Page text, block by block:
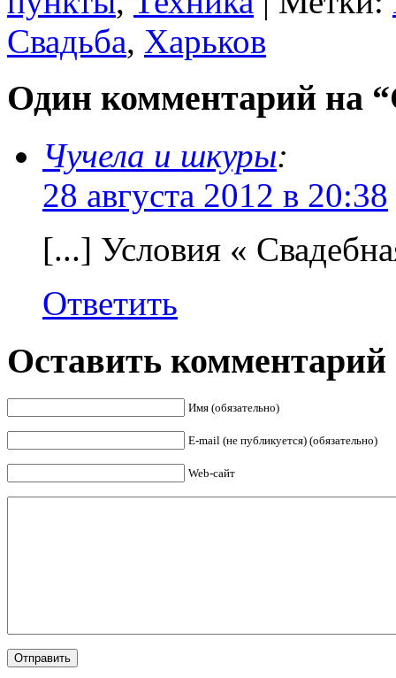
Свадьба, Харьков
Один комментарий на
Чучела и шкуры:
28 августа 2012 в 20:38
[...] Условия «
Ответить
Оставить комментарий
Имя (обязательно)
E-mail (не публикуется) (обязательно)
Web-сайт